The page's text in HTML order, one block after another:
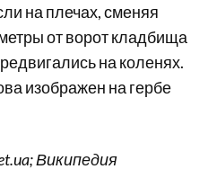
на плечах, сменяя
от ворот кладбища
на коленях.
изображен на гербе
Википедия